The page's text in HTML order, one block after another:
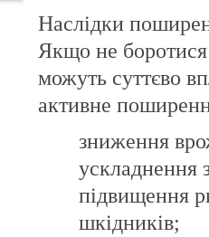
Наслідки
Якщо не боротися
можуть суттєво
активне
зниження
ускладнення
підвищення
шкідників;